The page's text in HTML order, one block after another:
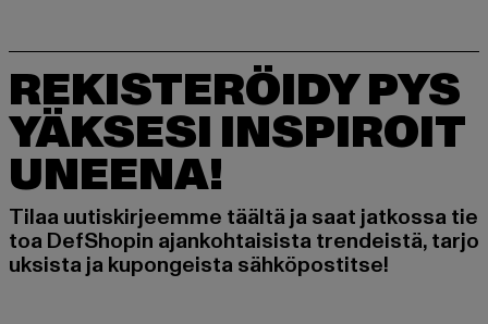
REKISTERÖIDY PYS
YÄKSESI INSPIROIT
UNEENA!
Tilaa uutiskirjeemme täältä ja saat jatkossa tie
toa DefShopin ajankohtaisista trendeistä, tarjo
uksista ja kupongeista sähköpostitse!